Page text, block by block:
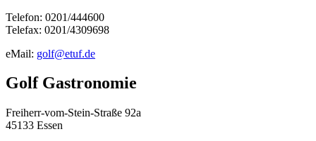
Telefon: 0201/444600
Telefax: 0201/4309698
eMail: golf@etuf.de
Golf Gastronomie
Freiherr-vom-Stein-Straße 92a
45133 Essen